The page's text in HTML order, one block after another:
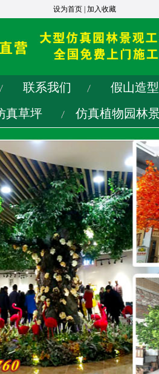
设为首页 加入收藏
联系我们
假山造型
真草坪 仿真植物园林